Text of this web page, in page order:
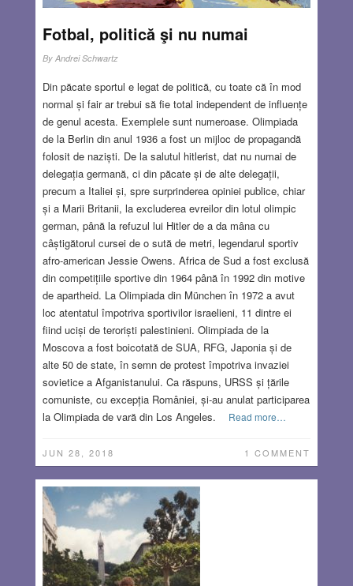
Fotbal, politică şi nu numai
By Andrei Schwartz
Din păcate sportul e legat de politică, cu toate că în mod
normal și fair ar trebui să fie total independent de influențe
de genul acesta. Exemplele sunt numeroase. Olimpiada
de la Berlin din anul 1936 a fost un mijloc de propagandă
folosit de naziști. De la salutul hitlerist, dat nu numai de
delegația germană, ci din păcate și de alte delegații,
precum a Italiei și, spre surprinderea opiniei publice, chiar
și a Marii Britanii, la excluderea evreilor din lotul olimpic
german, până la refuzul lui Hitler de a da mâna cu
câștigătorul cursei de o sută de metri, legendarul sportiv
afro-american Jessie Owens. Africa de Sud a fost exclusă
din competițiile sportive din 1964 până în 1992 din motive
de apartheid. La Olimpiada din München în 1972 a avut
loc atentatul împotriva sportivilor israelieni, 11 dintre ei
fiind uciși de teroriști palestinieni. Olimpiada de la
Moscova a fost boicotată de SUA, RFG, Japonia și de
alte 50 de state, în semn de protest împotriva invaziei
sovietice a Afganistanului. Ca răspuns, URSS și țările
comuniste, cu excepția României, și-au anulat participarea
la Olimpiada de vară din Los Angeles.
Read more…
JUN 28, 2018 1 COMMENT